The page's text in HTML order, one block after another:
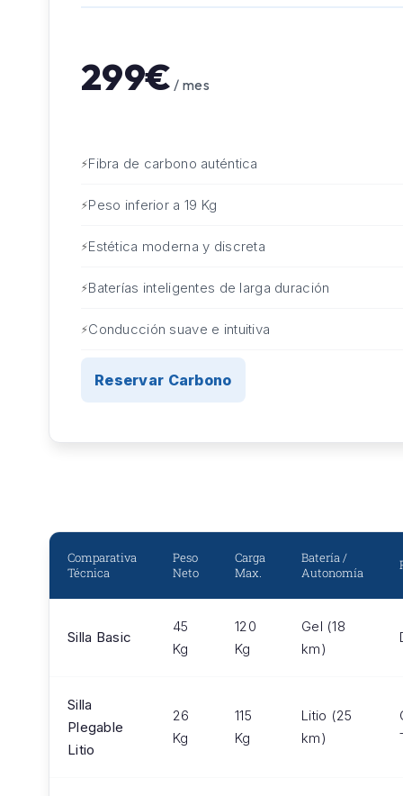
299€ / mes
Fibra de carbono auténtica
Peso inferior a 19 Kg
Estética moderna y discreta
Baterías inteligentes de larga duración
Conducción suave e intuitiva
Reservar Carbono
Comparativa
Técnica
Peso
Neto
Carga
Max.
Batería /
Autonomía
Silla Basic
45
Kg
120
Kg
Gel (18
km)
Silla
Plegable
Litio
26
Kg
115
Kg
Litio (25
km)